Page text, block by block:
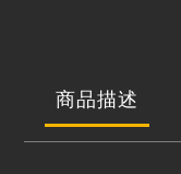
商品描述